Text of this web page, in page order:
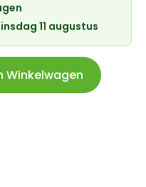
11 augustus
Winkelwagen